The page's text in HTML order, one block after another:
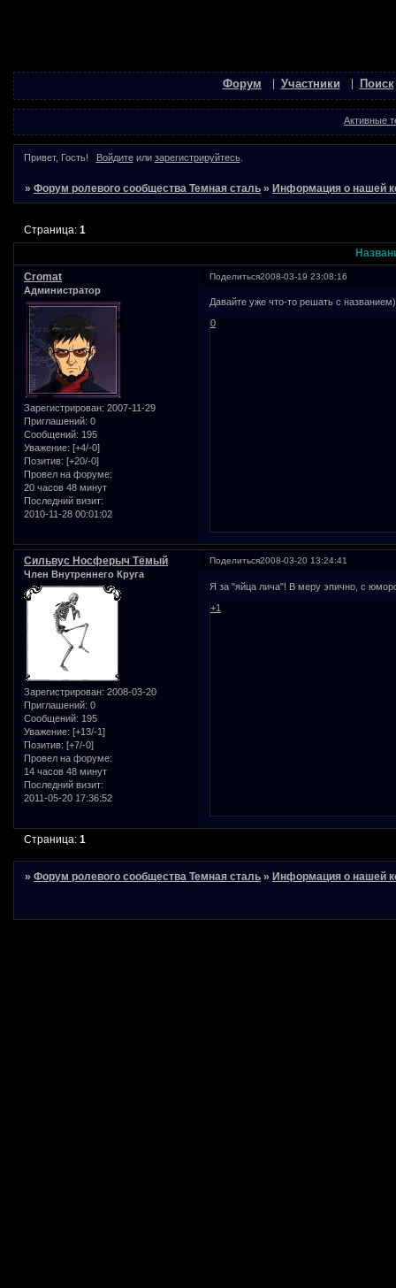
Форум Участники Поиск
Активные
Привет, Гость! Войдитеили зарегистрируйтесь.
»Форум ролевого сообщества Темная сталь »Информация о нашей
Страница:1
Поделиться2008-03-19 23:08:16
Cromat
Администратор
Зарегистрирован: 2007-11-29
Приглашений: 0
Сообщений: 195
Уважение: [+4/-0]
Позитив: [+20/-0]
Провел на форуме:
20 часов 48 минут
Последний визит:
2010-11-28 00:01:02
Давайте уже что-то решать с названием)
0
Поделиться2008-03-20 13:24:41
Сильвус Носферыч Тёмый
Член Внутреннего Круга
Зарегистрирован: 2008-03-20
Приглашений: 0
Сообщений: 195
Уважение: [+13/-1]
Позитив: [+7/-0]
Провел на форуме:
14 часов 48 минут
Последний визит:
2011-05-20 17:36:52
Я за "яйца лича"! В меру эпично, с
+1
Страница:1
»Форум ролевого сообщества Темная сталь » Информация о нашей